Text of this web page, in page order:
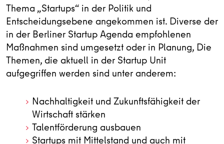
Thema „Startups“ in der Politik und
Entscheidungsebene angekommen ist. Diverse der
in der Berliner Startup Agenda empfohlenen
Maßnahmen sind umgesetzt oder in Planung, Die
Themen, die aktuell in der Startup Unit
aufgegriffen werden sind unter anderem:
Nachhaltigkeit und Zukunftsfähigkeit der
Wirtschaft stärken
Talentförderung ausbauen
Startups mit Mittelstand und auch mit